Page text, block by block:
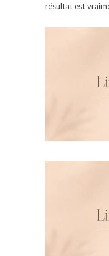
résultat est